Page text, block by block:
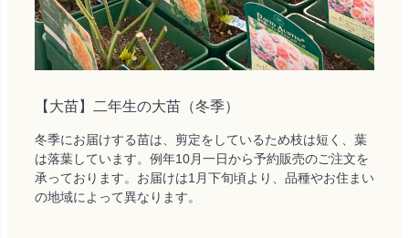
【大苗】二年生の大苗（冬季）
冬季にお届けする苗は、剪定をしているため枝は短く、葉
は落葉しています。例年10月一日から予約販売のご注文を
承っております。お届けは1月下旬頃より、品種やお住まい
の地域によって異なります。